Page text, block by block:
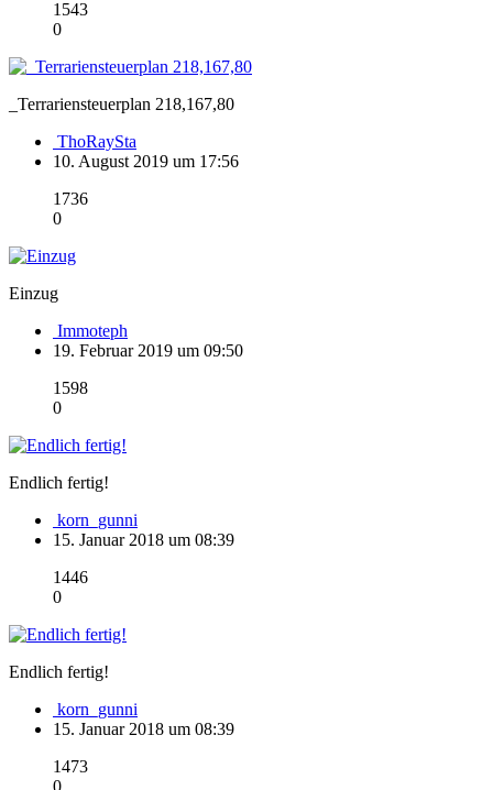
1543
0
_Terrariensteuerplan 218,167,80
ThoRaySta
10. August 2019 um 17:56
1736
0
Einzug
Immoteph
19. Februar 2019 um 09:50
1598
0
Endlich fertig!
korn_gunni
15. Januar 2018 um 08:39
1446
0
Endlich fertig!
korn_gunni
15. Januar 2018 um 08:39
1473
0